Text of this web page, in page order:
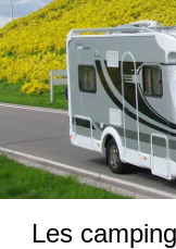
Les